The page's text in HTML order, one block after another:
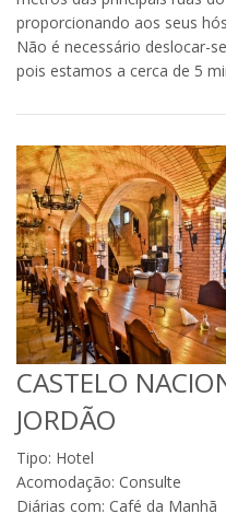
proporcionando aos seus
Não é necessário deslocar-
pois estamos a cerca de 5
CASTELO
JORDÃO
Tipo: Hotel
Acomodação: Consulte
Diárias com: Café da Manhã